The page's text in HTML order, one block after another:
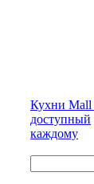
Кухни Mall
доступный
каждому